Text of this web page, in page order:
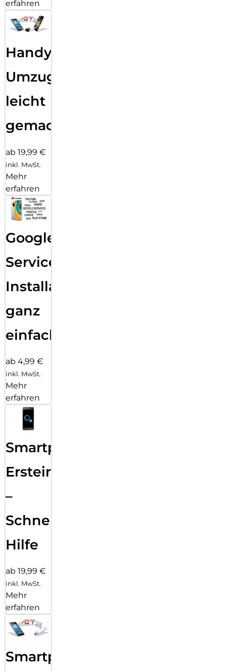
erfahren
Handy
Umzug
leicht
gemacht!
ab 19,99 €
inkl. MwSt.
Mehr
erfahren
Google
Services
Installation
ganz
einfach
ab 4,99 €
inkl. MwSt.
Mehr
erfahren
Smartphone
Ersteinrichtung
–
Schnelle
Hilfe
ab 19,99 €
inkl. MwSt.
Mehr
erfahren
Smartphone